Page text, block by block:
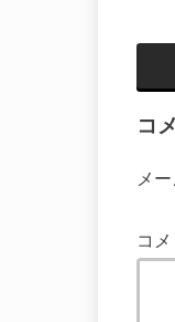
コ
メ
コメ